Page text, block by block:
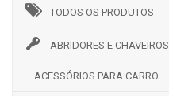
TODOS OS PRODUTOS
ABRIDORES E CHAVEIROS
ACESSÓRIOS PARA CARRO